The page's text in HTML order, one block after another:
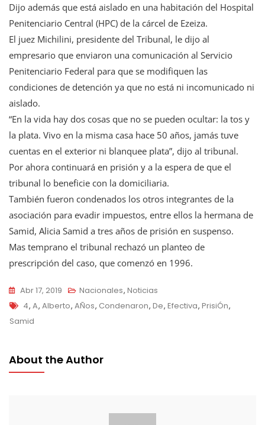
Dijo además que está aislado en una habitación del Hospital
Penitenciario Central (HPC) de la cárcel de Ezeiza.
El juez Michilini, presidente del Tribunal, le dijo al
empresario que enviaron una comunicación al Servicio
Penitenciario Federal para que se modifiquen las
condiciones de detención ya que no está ni incomunicado ni
aislado.
“En la vida hay dos cosas que no se pueden ocultar: la tos y
la plata. Vivo en la misma casa hace 50 años, jamás tuve
cuentas en el exterior ni blanquee plata”, dijo al tribunal.
Por ahora continuará en prisión y a la espera de que el
tribunal lo beneficie con la domiciliaria.
También fueron condenados los otros integrantes de la
asociación para evadir impuestos, entre ellos la hermana de
Samid, Alicia Samid a tres años de prisión en suspenso.
Mas temprano el tribunal rechazó un planteo de
prescripción del caso, que comenzó en 1996.
Abr 17, 2019 Nacionales, Noticias
Tags
4, A, Alberto, AÑos, Condenaron, De, Efectiva, PrisiÓn,
Samid
About the Author